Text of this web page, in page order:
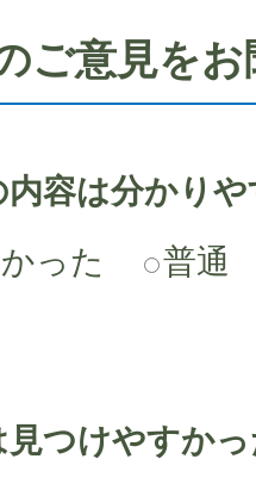
ご意見を
内容は分かり
った
普通
見つけやすか